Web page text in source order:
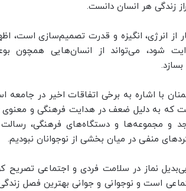
زندگی هر انسان دانست.
از انرژی، انگیزه و قدرت تصمیم‌سازی است،
شود، می‌تواند از انسان‌هایی همچون
با اشاره به برخی اتفاقات اخیر در جامعه
که به دلیل ضعف در هدایت فرهنگی و
و مجموعه‌ها و دستگاه‌های فرهنگی،
منفی در میان بخشی از نوجوانان نبودیم.
نماز در سلامت فردی و اجتماعی تصریح
است و نوجوانی و جوانی بهترین فصل زندگی